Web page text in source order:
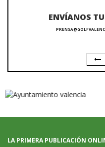
ENVÍANOS
LA PRIMERA PUBLICACIÓN